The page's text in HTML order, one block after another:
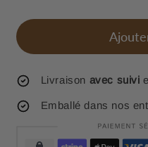
Livraison avec suivi
Emballé dans nos